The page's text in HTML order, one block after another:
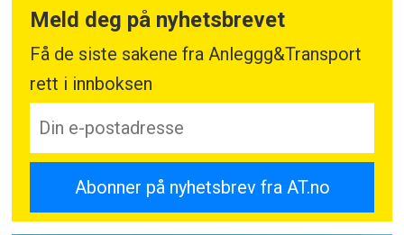
Meld deg på nyhetsbrevet
Få de siste sakene fra Anleggg&Transport
rett i innboksen